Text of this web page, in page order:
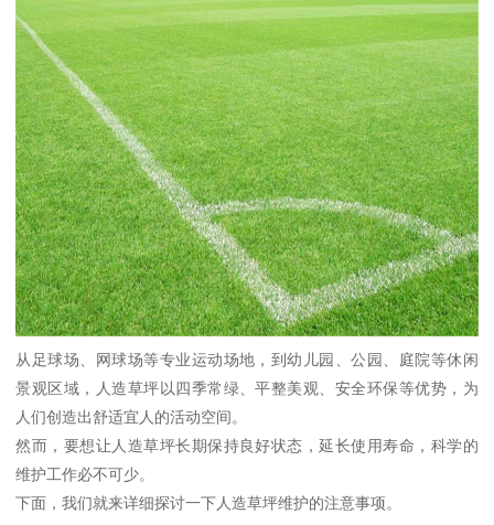
从足球场、网球场等专业运动场地，到幼儿园、公园、庭院等休闲
景观区域，人造草坪以四季常绿、平整美观、安全环保等优势，为
人们创造出舒适宜人的活动空间。
然而，要想让人造草坪长期保持良好状态，延长使用寿命，科学的
维护工作必不可少。
下面，我们就来详细探讨一下人造草坪维护的注意事项。